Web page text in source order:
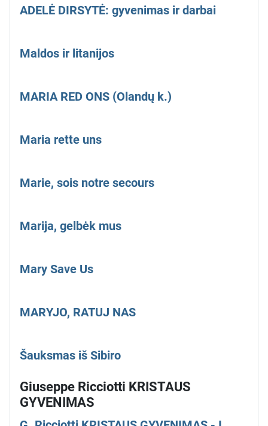
ADELĖ DIRSYTĖ: gyvenimas ir darbai
Maldos ir litanijos
MARIA RED ONS (Olandų k.)
Maria rette uns
Marie, sois notre secours
Marija, gelbėk mus
Mary Save Us
MARYJO, RATUJ NAS
Šauksmas iš Sibiro
Giuseppe Ricciotti KRISTAUS
GYVENIMAS